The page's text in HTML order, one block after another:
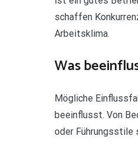
schaffen
Arbeitsklima.
Was
Mögliche
beeinflusst. Von
oder Führungsstile